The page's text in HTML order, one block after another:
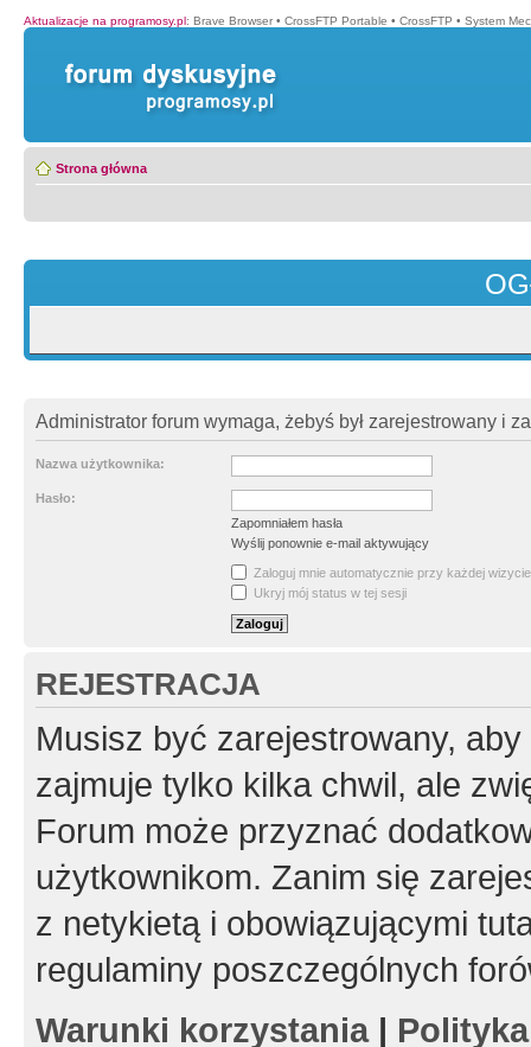
Aktualizacje na programosy.pl: Brave Browser • CrossFTP Portable • CrossFTP • System
Strona główna
Administrator forum wymaga, żebyś był zarejestrowany i
Nazwa użytkownika:
Hasło:
Zapomniałem hasła
Wyślij ponownie e-mail aktywujący
Zaloguj mnie automatycznie przy każdej wizycie
Ukryj mój status w tej sesji
REJESTRACJA
Musisz być zarejestrowany,
zajmuje tylko kilka chwil, ale
Forum może przyznać
użytkownikom. Zanim się
z netykietą i obowiązującymi
regulaminy poszczególnych
Warunki korzystania|